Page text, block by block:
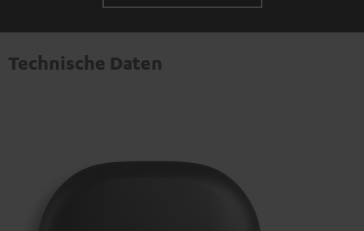
Technische Daten